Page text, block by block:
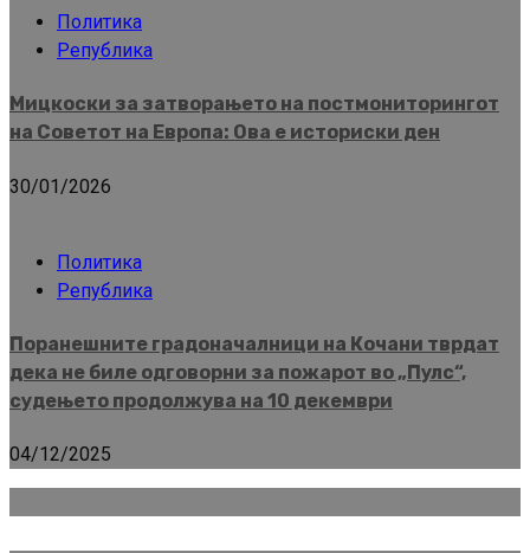
Политика
Република
Мицкоски за затворањето на постмониторингот
на Советот на Европа: Ова е историски ден
30/01/2026
Политика
Република
Поранешните градоначалници на Кочани тврдат
дека не биле одговорни за пожарот во „Пулс“,
судењето продолжува на 10 декември
04/12/2025